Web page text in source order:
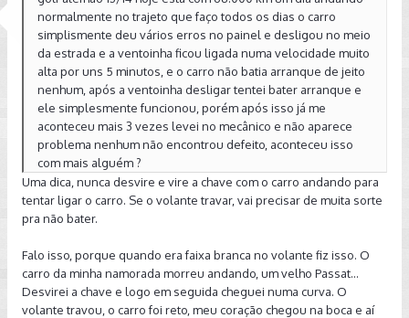
normalmente no trajeto que faço todos os dias o carro
simplismente deu vários erros no painel e desligou no meio
da estrada e a ventoinha ficou ligada numa velocidade muito
alta por uns 5 minutos, e o carro não batia arranque de jeito
nenhum, após a ventoinha desligar tentei bater arranque e
ele simplesmente funcionou, porém após isso já me
aconteceu mais 3 vezes levei no mecânico e não aparece
problema nenhum não encontrou defeito, aconteceu isso
com mais alguém ?
Uma dica, nunca desvire e vire a chave com o carro andando para
tentar ligar o carro. Se o volante travar, vai precisar de muita sorte
pra não bater.
Falo isso, porque quando era faixa branca no volante fiz isso. O
carro da minha namorada morreu andando, um velho Passat...
Desvirei a chave e logo em seguida cheguei numa curva. O
volante travou, o carro foi reto, meu coração chegou na boca e aí